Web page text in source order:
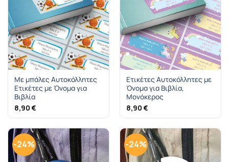
Με μπάλες Αυτοκόλλητες
Ετικέτες με Όνομα για
Βιβλία
8,90 €
Ετικέτες Αυτοκόλλητες με
Όνομα για Βιβλία,
Μονόκερος
8,90 €
-24% -24%